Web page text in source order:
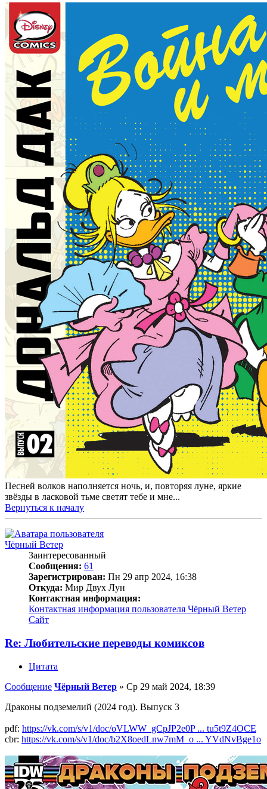
Песней волков наполняется ночь, и, повторяя луне, яркие
звёзды в ласковой тьме светят тебе и мне...
Вернуться к началу
Чёрный Ветер
Заинтересованный
Сообщения: 61
Зарегистрирован: Пн 29 апр 2024, 16:38
Откуда: Мир Двух Лун
Контактная информация:
Контактная информация пользователя Чёрный Ветер
Сайт
Re: Любительские переводы комиксов
Цитата
Сообщение Чёрный Ветер » Ср 29 май 2024, 18:39
Драконы подземелий (2024 год). Выпуск 3
pdf: https://vk.com/s/v1/doc/oVLWW_gCpJP2e0P ... tu5t9Z4OCE
cbr: https://vk.com/s/v1/doc/b2X8oedLnw7mM_o ... YVdNvBge1o